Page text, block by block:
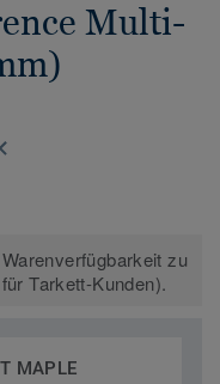
Multi-
zu
Tarkett-Kunden).
MAPLE